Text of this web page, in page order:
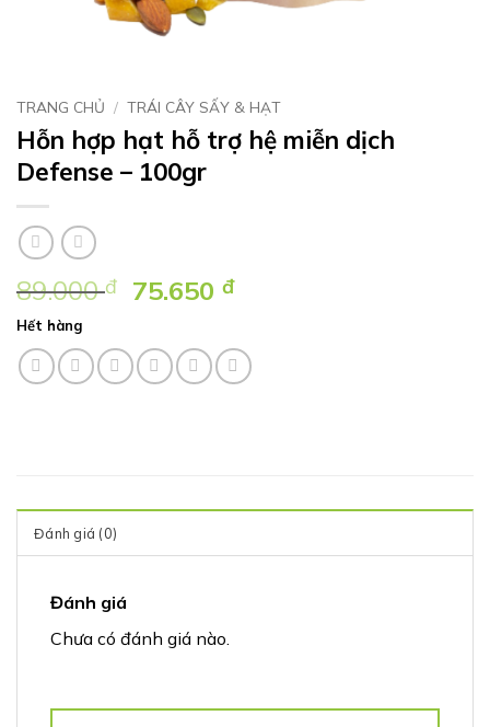
TRANG CHỦ / TRÁI CÂY SẤY & HẠT
Hỗn hợp hạt hỗ trợ hệ miễn dịch
Defense – 100gr
89.000đ
Giá
là:
89.000 ₫.
75.650đGiá
tại
là:
75.650 ₫.
Hết hàng
Đánh giá (0)
Đánh giá
Chưa có đánh giá nào.